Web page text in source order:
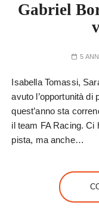
Gabriel
5
Isabella Tomassi,
avuto l’opportunità di
quest’anno sta
il team FA Racing. Ci
pista, ma anche…